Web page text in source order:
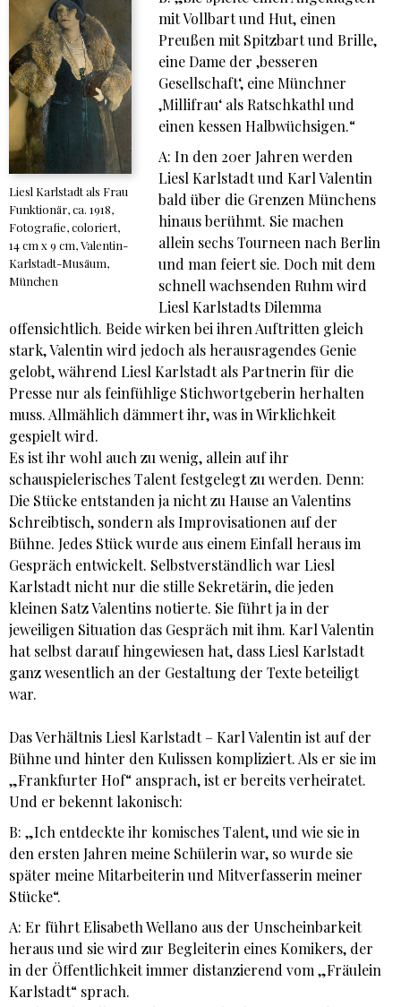
Liesl Karlstadt als Frau
Funktionär, ca. 1918,
Fotografie, coloriert,
14 cm x 9 cm, Valentin-
Karlstadt-Musäum,
München
mit Vollbart und Hut, einen
Preußen mit Spitzbart und Brille,
eine Dame der ,besseren
Gesellschaft‘, eine Münchner
,Millifrau‘ als Ratschkathl und
einen kessen Halbwüchsigen.“
A: In den 20er Jahren werden
Liesl Karlstadt und Karl Valentin
bald über die Grenzen Münchens
hinaus berühmt. Sie machen
allein sechs Tourneen nach Berlin
und man feiert sie. Doch mit dem
schnell wachsenden Ruhm wird
Liesl Karlstadts Dilemma
offensichtlich. Beide wirken bei ihren Auftritten gleich
stark, Valentin wird jedoch als herausragendes Genie
gelobt, während Liesl Karlstadt als Partnerin für die
Presse nur als feinfühlige Stichwortgeberin herhalten
muss. Allmählich dämmert ihr, was in Wirklichkeit
gespielt wird.
Es ist ihr wohl auch zu wenig, allein auf ihr
schauspielerisches Talent festgelegt zu werden. Denn:
Die Stücke entstanden ja nicht zu Hause an Valentins
Schreibtisch, sondern als Improvisationen auf der
Bühne. Jedes Stück wurde aus einem Einfall heraus im
Gespräch entwickelt. Selbstverständlich war Liesl
Karlstadt nicht nur die stille Sekretärin, die jeden
kleinen Satz Valentins notierte. Sie führt ja in der
jeweiligen Situation das Gespräch mit ihm. Karl Valentin
hat selbst darauf hingewiesen hat, dass Liesl Karlstadt
ganz wesentlich an der Gestaltung der Texte beteiligt
war.
Das Verhältnis Liesl Karlstadt – Karl Valentin ist auf der
Bühne und hinter den Kulissen kompliziert. Als er sie im
„Frankfurter Hof“ ansprach, ist er bereits verheiratet.
Und er bekennt lakonisch:
B: „Ich entdeckte ihr komisches Talent, und wie sie in
den ersten Jahren meine Schülerin war, so wurde sie
später meine Mitarbeiterin und Mitverfasserin meiner
Stücke“.
A: Er führt Elisabeth Wellano aus der Unscheinbarkeit
heraus und sie wird zur Begleiterin eines Komikers, der
in der Öffentlichkeit immer distanzierend vom „Fräulein
Karlstadt“ sprach.